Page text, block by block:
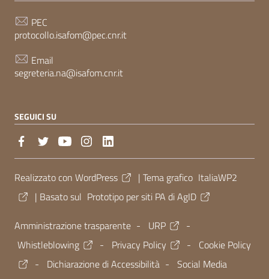
PEC
protocollo.isafom@pec.cnr.it
Email
segreteria.na@isafom.cnr.it
SEGUICI SU
Sezione Link Utili
Realizzato con WordPress | Tema grafico ItaliaWP2
| Basato sul Prototipo per siti PA di AgID
Amministrazione trasparente - URP
-
Whistleblowing
- Privacy Policy -
Cookie Policy
-
Dichiarazione di Accessibilità - Social Media